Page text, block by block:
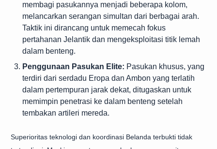
membagi pasukannya menjadi beberapa kolom,
melancarkan serangan simultan dari berbagai arah.
Taktik ini dirancang untuk memecah fokus
pertahanan Jelantik dan mengeksploitasi titik lemah
dalam benteng.
Penggunaan Pasukan Elite: Pasukan khusus, yang
terdiri dari serdadu Eropa dan Ambon yang terlatih
dalam pertempuran jarak dekat, ditugaskan untuk
memimpin penetrasi ke dalam benteng setelah
tembakan artileri mereda.
Superioritas teknologi dan koordinasi Belanda terbukti tidak